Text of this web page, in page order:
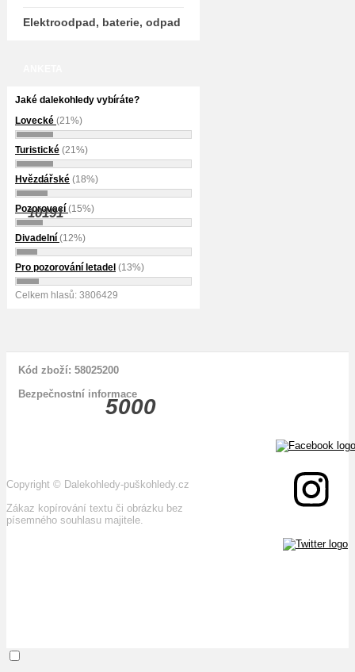
Elektroodpad, baterie, odpad
Jaké dalekohledy vybíráte?
Lovecké (21%)
Turistické (21%)
Hvězdářské (18%)
Pozorovací (15%)
Divadelní (12%)
Pro pozorování letadel (13%)
Celkem hlasů: 3806429
5000
10191
Kód zboží: 58025200
Bezpečnostní informace
Copyright © Dalekohledy-puškohledy.cz
Zákaz kopírování textu či obrázku bez
písemného souhlasu majitele.